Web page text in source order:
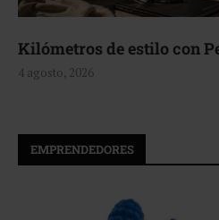
Aerie, texturas que fluyen
4 agosto, 2026
EMPRENDEDORES